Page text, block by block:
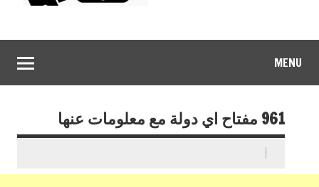
MENU
961 مفتاح اي دولة مع معلومات عنها